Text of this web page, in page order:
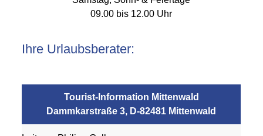
09.00 bis 12.00 Uhr
Ihre Urlaubsberater:
Tourist-Information Mittenwald
Dammkarstraße 3, D-82481 Mittenwald